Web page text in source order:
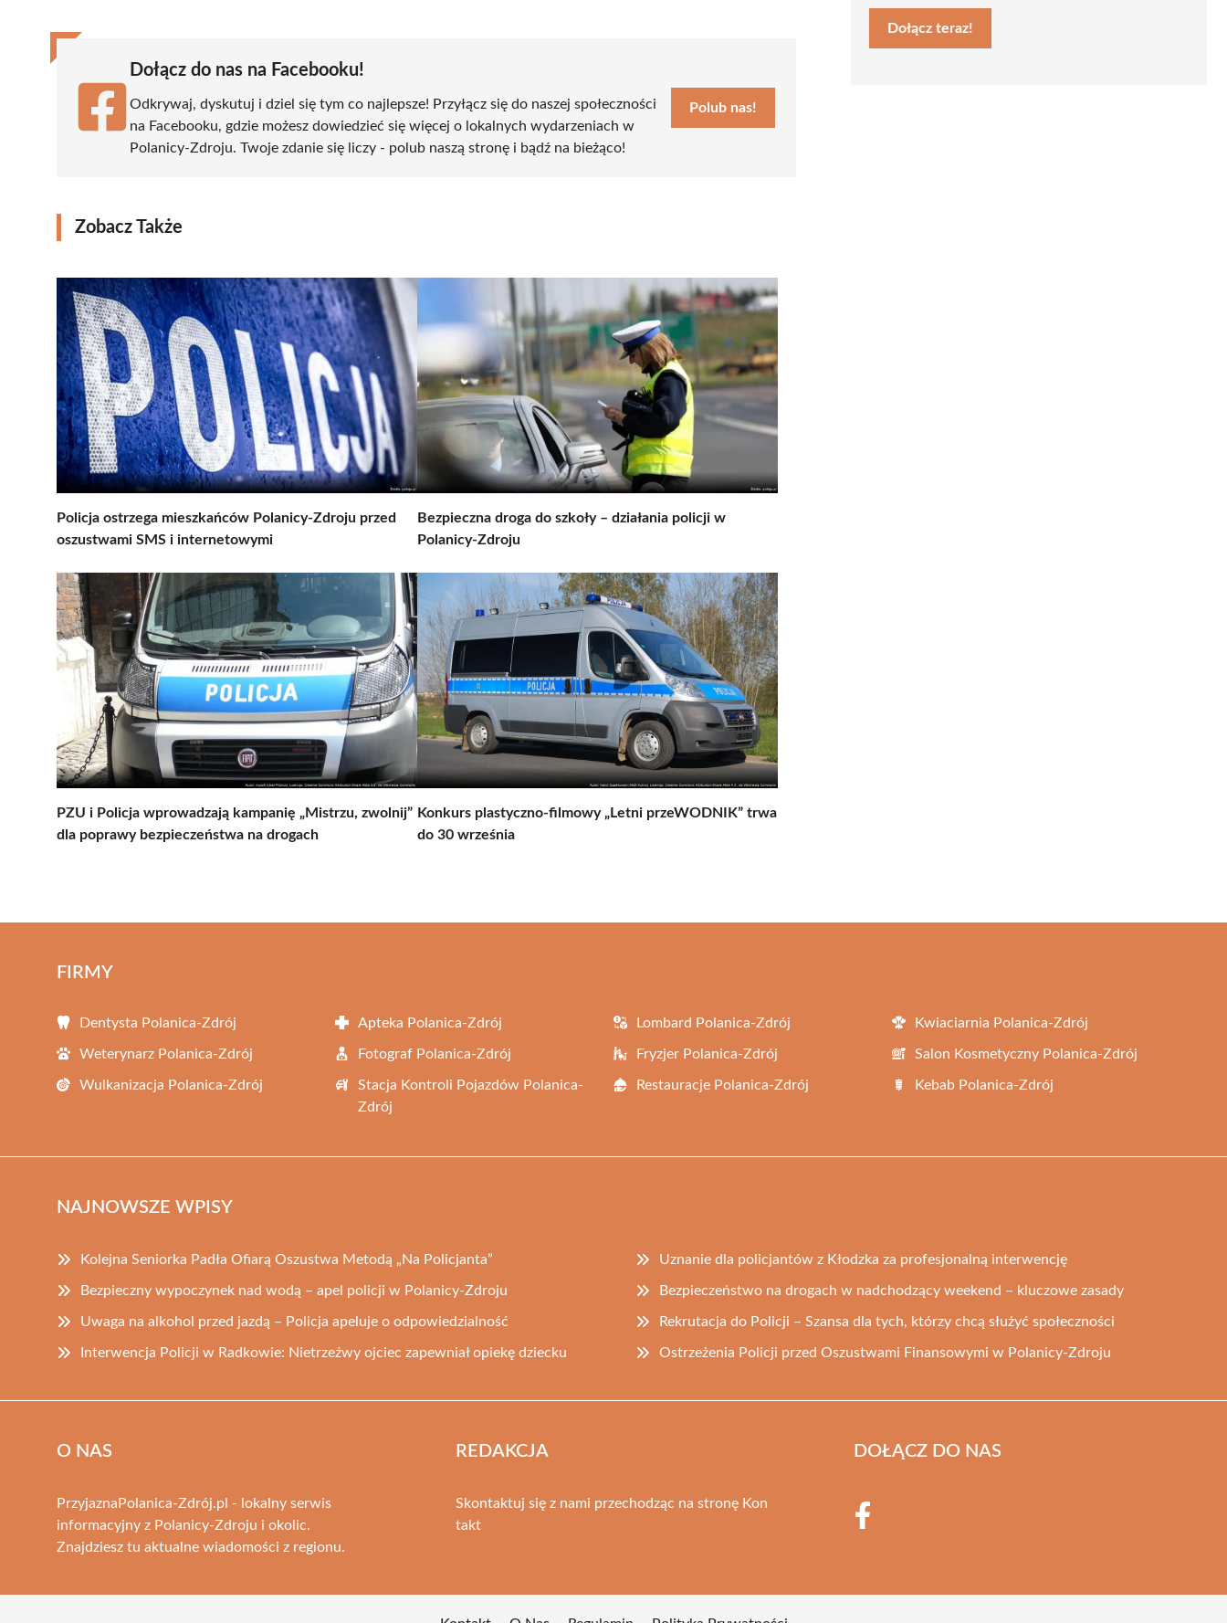
Dołącz do nas na Facebooku!
Odkrywaj, dyskutuj i dziel się tym co najlepsze! Przyłącz się do naszej społeczności
na Facebooku, gdzie możesz dowiedzieć się więcej o lokalnych wydarzeniach w
Polanicy-Zdroju. Twoje zdanie się liczy - polub naszą stronę i bądź na bieżąco!
Polub nas!
Zobacz Także
Policja ostrzega mieszkańców Polanicy-Zdroju przed
oszustwami SMS i internetowymi
Bezpieczna droga do szkoły – działania policji w
Polanicy-Zdroju
PZU i Policja wprowadzają kampanię „Mistrzu, zwolnij”
dla poprawy bezpieczeństwa na drogach
Konkurs plastyczno-filmowy „Letni przeWODNIK” trwa
do 30 września
Dołącz teraz!
FIRMY
Dentysta Polanica-Zdrój Apteka Polanica-Zdrój Lombard Polanica-Zdrój Kwiaciarnia Polanica-Zdrój
Weterynarz Polanica-Zdrój Fotograf Polanica-Zdrój Fryzjer Polanica-Zdrój Salon Kosmetyczny Polanica-Zdrój
Wulkanizacja Polanica-Zdrój
Stacja Kontroli Pojazdów Polanica-
Zdrój
Restauracje Polanica-Zdrój Kebab Polanica-Zdrój
NAJNOWSZE WPISY
Kolejna Seniorka Padła Ofiarą Oszustwa Metodą „Na Policjanta” Uznanie dla policjantów z Kłodzka za profesjonalną interwencję
Bezpieczny wypoczynek nad wodą – apel policji w Polanicy-Zdroju Bezpieczeństwo na drogach w nadchodzący weekend – kluczowe zasady
Uwaga na alkohol przed jazdą – Policja apeluje o odpowiedzialność Rekrutacja do Policji – Szansa dla tych, którzy chcą służyć społeczności
Interwencja Policji w Radkowie: Nietrzeźwy ojciec zapewniał opiekę dziecku Ostrzeżenia Policji przed Oszustwami Finansowymi w Polanicy-Zdroju
O NAS
PrzyjaznaPolanica-Zdrój.pl - lokalny serwis
informacyjny z Polanicy-Zdroju i okolic.
Znajdziesz tu aktualne wiadomości z regionu.
REDAKCJA
Skontaktuj się z nami przechodząc na stronę Kon
takt
DOŁĄCZ DO NAS